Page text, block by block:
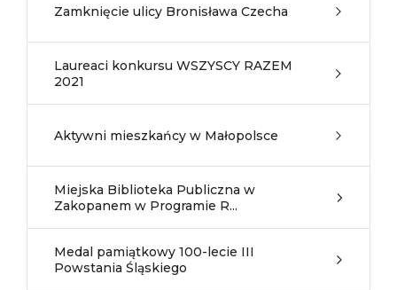
Zamknięcie ulicy Bronisława Czecha
Laureaci konkursu WSZYSCY RAZEM
2021
Aktywni mieszkańcy w Małopolsce
Miejska Biblioteka Publiczna w
Zakopanem w Programie R...
Medal pamiątkowy 100-lecie III
Powstania Śląskiego